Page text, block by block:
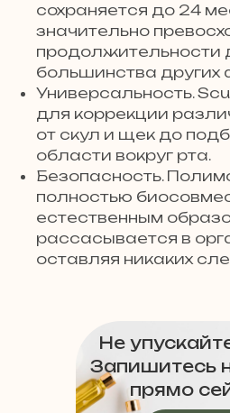
сохраняется до 24
значительно
продолжительности
большинства других
Универсальность.
для коррекции
от скул и щек до
области вокруг рта.
Безопасность.
полностью
естественным
рассасывается в
оставляя никаких
Не
Запишитесь
прямо